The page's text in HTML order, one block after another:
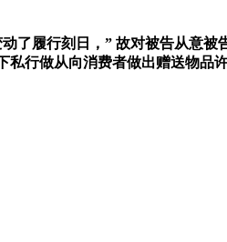
履行刻日，” 故对被告从意被
行做从向消费者做出赠送物品许